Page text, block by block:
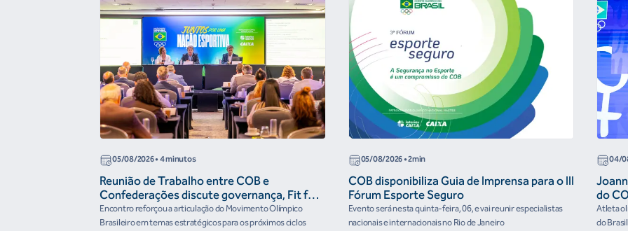
05/08/2026• 4 minutos
Reunião de Trabalho entre COB e
Confederações discute governança, Fit for
the Future e presença do Brasil em
organismos internacionais
Encontro reforçou a articulação do Movimento Olímpico
Brasileiro em temas estratégicos para os próximos ciclos
05/08/2026• 2min
COB disponibiliza Guia de Imprensa para o III
Fórum Esporte Seguro
Evento será nesta quinta-feira, 06, e vai reunir especialistas
nacionais e internacionais no Rio de Janeiro
04/
do
Atleta
do